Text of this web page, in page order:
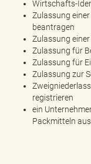
Wirtschafts-
Zulassung
beantragen
Zulassung
Zulassung für
Zulassung für
Zulassung zur
registrieren
ein
Packmitteln